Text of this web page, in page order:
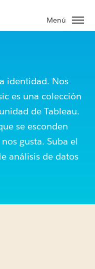
Menú
identidad. Nos
es una colección
de Tableau.
se esconden
gusta. Suba el
análisis de datos